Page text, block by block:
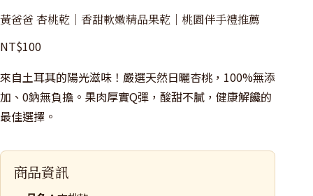
黃爸爸 杏桃乾｜香甜軟嫩精品果乾｜桃園伴手禮推薦
NT$100
來自土耳其的陽光滋味！嚴選天然日曬杏桃，100%無添
加、0鈉無負擔。果肉厚實Q彈，酸甜不膩，健康解饞的
最佳選擇。
商品資訊